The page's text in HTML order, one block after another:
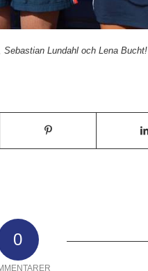
Lundahl och Lena Bucht!
0